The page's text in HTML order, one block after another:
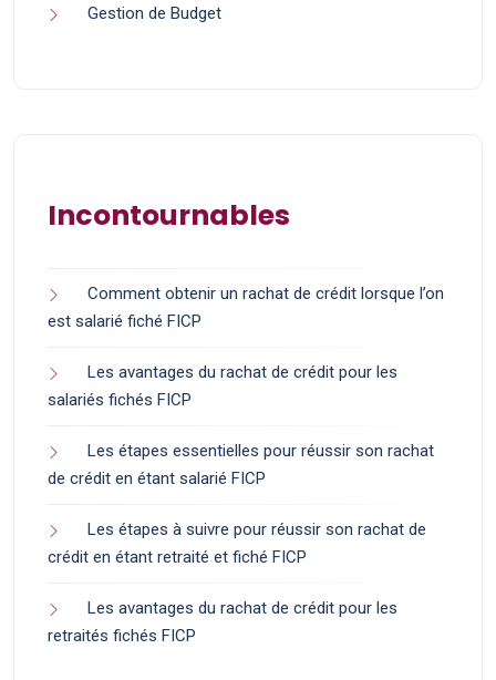
Gestion de Budget
Incontournables
Comment obtenir un rachat de crédit lorsque l’on
est salarié fiché FICP
Les avantages du rachat de crédit pour les
salariés fichés FICP
Les étapes essentielles pour réussir son rachat
de crédit en étant salarié FICP
Les étapes à suivre pour réussir son rachat de
crédit en étant retraité et fiché FICP
Les avantages du rachat de crédit pour les
retraités fichés FICP